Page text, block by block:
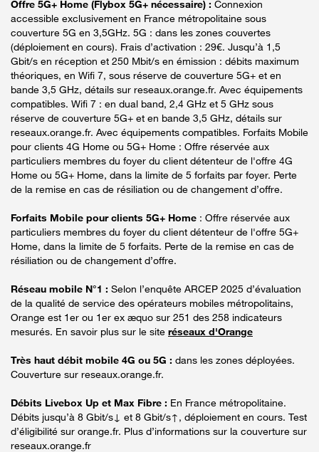
Offre 5G+ Home (Flybox 5G+ nécessaire) : Connexion
accessible exclusivement en France métropolitaine sous
couverture 5G en 3,5GHz. 5G : dans les zones couvertes
(déploiement en cours). Frais d’activation : 29€. Jusqu’à 1,5
Gbit/s en réception et 250 Mbit/s en émission : débits maximum
théoriques, en Wifi 7, sous réserve de couverture 5G+ et en
bande 3,5 GHz, détails sur reseaux.orange.fr. Avec équipements
compatibles. Wifi 7 : en dual band, 2,4 GHz et 5 GHz sous
réserve de couverture 5G+ et en bande 3,5 GHz, détails sur
reseaux.orange.fr. Avec équipements compatibles. Forfaits Mobile
pour clients 4G Home ou 5G+ Home : Offre réservée aux
particuliers membres du foyer du client détenteur de l'offre 4G
Home ou 5G+ Home, dans la limite de 5 forfaits par foyer. Perte
de la remise en cas de résiliation ou de changement d’offre.
Forfaits Mobile pour clients 5G+ Home : Offre réservée aux
particuliers membres du foyer du client détenteur de l'offre 5G+
Home, dans la limite de 5 forfaits. Perte de la remise en cas de
résiliation ou de changement d’offre.
Réseau mobile N°1 : Selon l’enquête ARCEP 2025 d’évaluation
de la qualité de service des opérateurs mobiles métropolitains,
Orange est 1er ou 1er ex æquo sur 251 des 258 indicateurs
mesurés. En savoir plus sur le site réseaux d'Orange
Très haut débit mobile 4G ou 5G : dans les zones déployées.
Couverture sur reseaux.orange.fr.
Débits Livebox Up et Max Fibre : En France métropolitaine.
Débits jusqu’à 8 Gbit/s↓ et 8 Gbit/s↑, déploiement en cours. Test
d’éligibilité sur orange.fr. Plus d’informations sur la couverture sur
reseaux.orange.fr